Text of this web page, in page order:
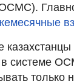
системе
только